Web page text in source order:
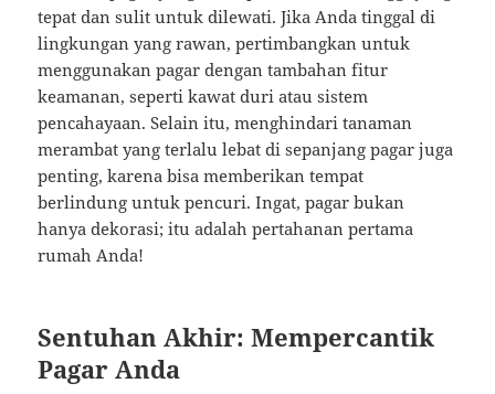
tepat dan sulit untuk dilewati. Jika Anda tinggal di
lingkungan yang rawan, pertimbangkan untuk
menggunakan pagar dengan tambahan fitur
keamanan, seperti kawat duri atau sistem
pencahayaan. Selain itu, menghindari tanaman
merambat yang terlalu lebat di sepanjang pagar juga
penting, karena bisa memberikan tempat
berlindung untuk pencuri. Ingat, pagar bukan
hanya dekorasi; itu adalah pertahanan pertama
rumah Anda!
Sentuhan Akhir: Mempercantik
Pagar Anda